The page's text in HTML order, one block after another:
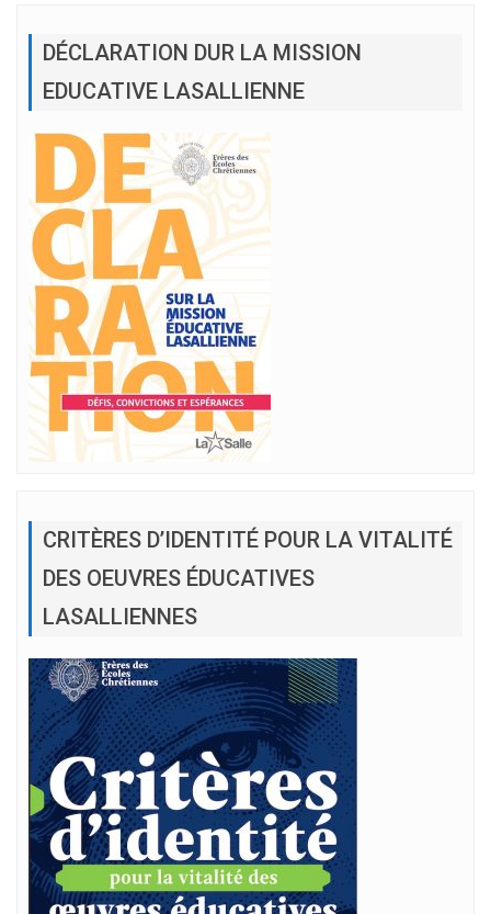
DÉCLARATION DUR LA MISSION
EDUCATIVE LASALLIENNE
CRITÈRES D’IDENTITÉ POUR LA VITALITÉ
DES OEUVRES ÉDUCATIVES
LASALLIENNES